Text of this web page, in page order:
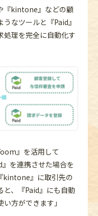
『kintone』などの顧
なツールと『Paid』
処理を完全に自動化す
』を活用して
を連携させた場合を
kintone』に取引先の
と、『Paid』にも自動
方ができます」